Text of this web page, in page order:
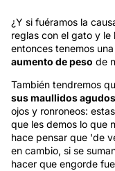
¿Y si fuéramos la
reglas con el gato y le
entonces tenemos
aumento de peso de
También tendremos
sus maullidos
ojos y ronroneos:
que les demos lo que
hace pensar que 'de
en cambio, si se
hacer que engorde